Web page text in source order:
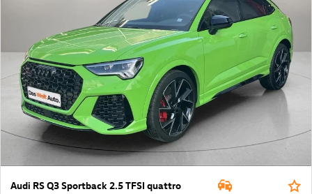
Audi RS Q3 Sportback 2.5 TFSI quattro